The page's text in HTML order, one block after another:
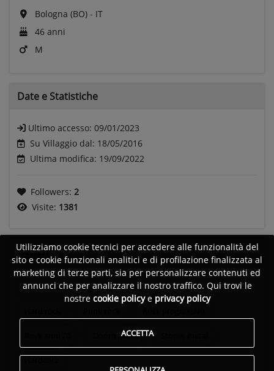
Bologna (BO) - IT
46 anni
M
Date e Statistiche
Ultimo accesso: 09/01/2023
Su Villaggio dal: 18/05/2016
Ultima modifica: 19/09/2022
Followers: 2
Visite: 1381
Generi
Country blues Rhytm & Blues Blues Rock
Doom metal
Utilizziamo cookie tecnici per accedere alle funzionalità del
sito e cookie funzionali analitici e di profilazione finalizzata al
marketing di terze parti, sia per personalizzare contenuti ed
annunci che per analizzare il nostro traffico. Qui trovi le
nostre cookie policye privacy policy
ACCETTA